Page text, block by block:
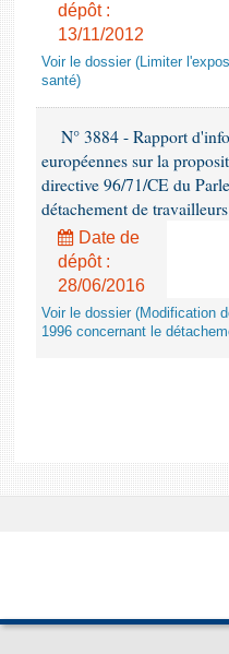
dépôt :
13/11/2012
Voir le dossier (Limiter
santé)
N° 3884 - Rapport
européennes sur la
directive 96/71/CE du
détachement de
Date de
dépôt :
28/06/2016
Voir le dossier (Modification
1996 concernant le